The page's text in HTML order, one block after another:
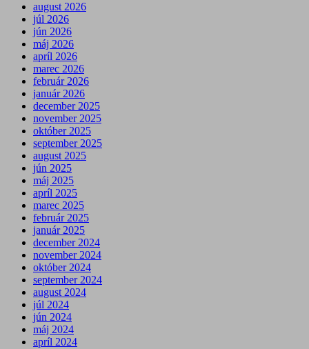
august 2026
júl 2026
jún 2026
máj 2026
apríl 2026
marec 2026
február 2026
január 2026
december 2025
november 2025
október 2025
september 2025
august 2025
jún 2025
máj 2025
apríl 2025
marec 2025
február 2025
január 2025
december 2024
november 2024
október 2024
september 2024
august 2024
júl 2024
jún 2024
máj 2024
apríl 2024